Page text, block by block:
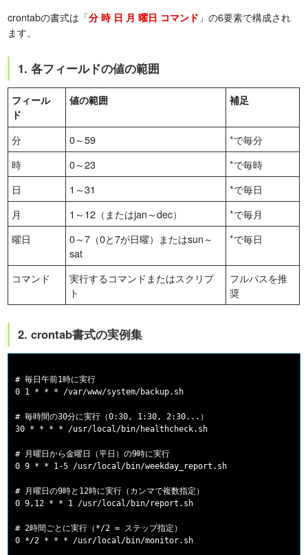
crontabの書式は「分 時 日 月 曜日 コマンド 」の6要素で構成され
ます。
1. 各フィールドの値の範囲
フィール
ド
値の範囲 補足
分 0～59
*で毎分
時
0～23
*で毎時
日
1～31
*で毎日
月
1～12（またはjan～dec）
*で毎月
曜日
0～7（0と7が日曜）またはsun～
sat
*で毎日
コマンド
実行するコマンドまたはスクリプ
ト
フルパスを推
奨
2. crontab書式の実例集
# 毎日午前1時に実行
0 1 * * * /var/www/system/backup.sh
# 毎時間の30分に実行（0:30, 1:30, 2:30...）
30 * * * * /usr/local/bin/healthcheck.sh
# 月曜日から金曜日（平日）の9時に実行
0 9 * * 1-5 /usr/local/bin/weekday_report.sh
# 月曜日の9時と12時に実行（カンマで複数指定）
0 9,12 * * 1 /usr/local/bin/report.sh
# 2時間ごとに実行（*/2 = ステップ指定）
0 */2 * * * /usr/local/bin/monitor.sh